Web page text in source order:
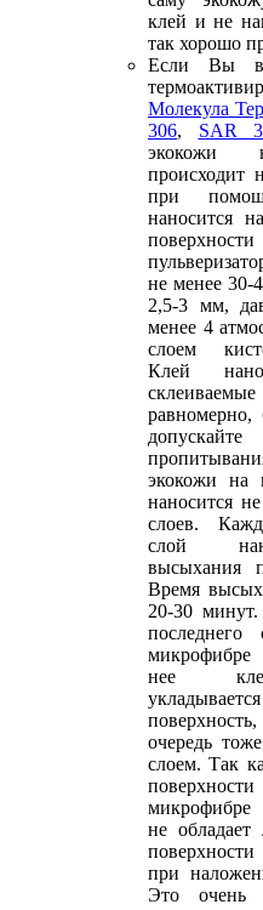
клей и не
так хорошо
Если Вы
Молекула
306, SAR
экокожи
происходит
при
наносится
не менее 30-
2,5-3 мм,
менее 4
слоем
Клей
равномерно,
экокожи на
наносится
слоев.
слой
высыхания
Время
20-30
нее
очередь
слоем. Так
не обладает
при
Это очень